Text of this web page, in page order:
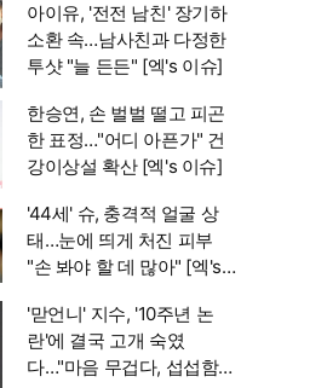
아이유, '전전 남친' 장기하
소환 속…남사친과 다정한
투샷 "늘 든든" [엑's 이슈]
한승연, 손 벌벌 떨고 피곤
한 표정…"어디 아픈가" 건
강이상설 확산 [엑's 이슈]
'44세' 슈, 충격적 얼굴 상
태…눈에 띄게 처진 피부
"손 봐야 할 데 많아" [엑's
'맏언니' 지수, '10주년 논
란'에 결국 고개 숙였
다…"마음 무겁다, 섭섭함